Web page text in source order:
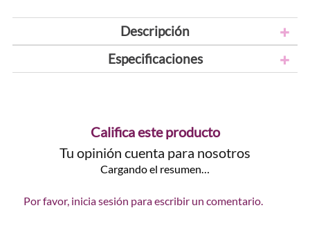
Descripción
Especificaciones
Califica este producto
Tu opinión cuenta para nosotros
Cargando el resumen…
Por favor, inicia sesión para escribir un comentario.